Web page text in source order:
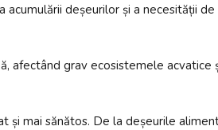
deșeurilor și a necesității
afectând grav ecosistemele acvatice
mai sănătos. De la deșeurile